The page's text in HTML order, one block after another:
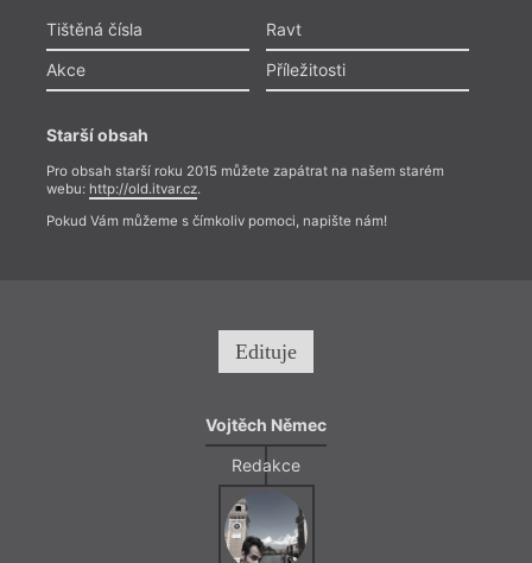
Tištěná čísla
Ravt
Akce
Příležitosti
Starší obsah
Pro obsah starší roku 2015 můžete zapátrat na našem starém
webu: http://old.itvar.cz.
Pokud Vám můžeme s čímkoliv pomoci, napište nám!
Edituje
Vojtěch Němec
Redakce